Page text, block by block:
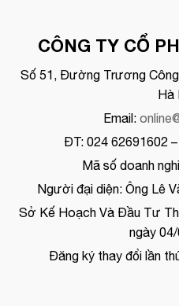
CÔNG TY CỔ
Số 51, Đường Trương Công
Hà
Email:
ĐT: 024 62691602
Mã số doanh
Người đại diện: Ông Lê
Sở Kế Hoạch Và Đầu Tư
ngày
Đăng ký thay đổi lần